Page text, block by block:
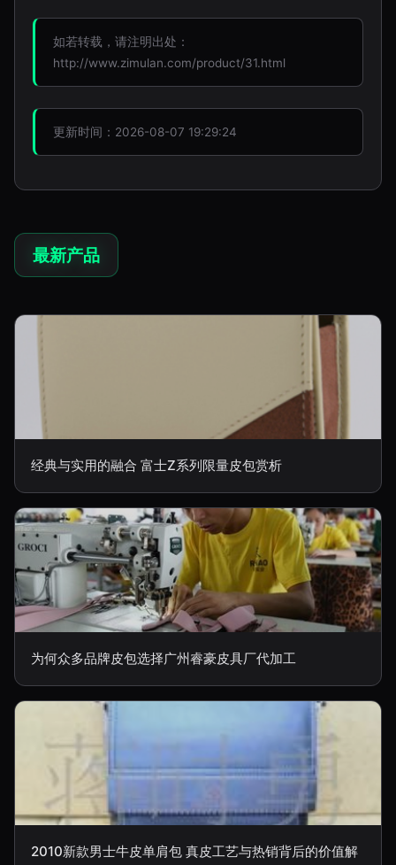
如若转载，请注明出处：
http://www.zimulan.com/product/31.html
更新时间：2026-08-07 19:29:24
最新产品
经典与实用的融合 富士Z系列限量皮包赏析
为何众多品牌皮包选择广州睿豪皮具厂代加工
2010新款男士牛皮单肩包 真皮工艺与热销背后的价值解